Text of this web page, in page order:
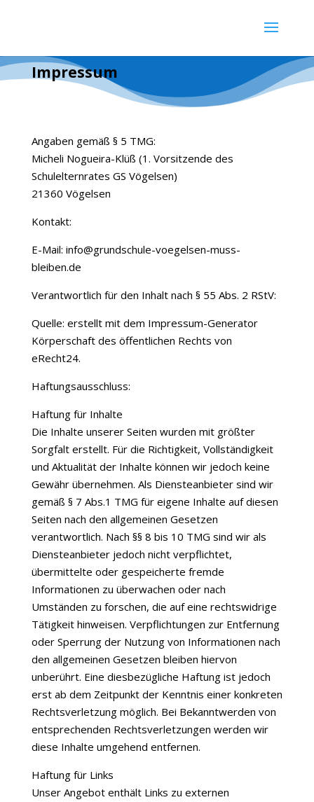
Impressum
Angaben gemäß § 5 TMG:
Micheli Nogueira-Klüß (1. Vorsitzende des
Schulelternrates GS Vögelsen)
21360 Vögelsen
Kontakt:
E-Mail: info@grundschule-voegelsen-muss-
bleiben.de
Verantwortlich für den Inhalt nach § 55 Abs. 2 RStV:
Quelle: erstellt mit dem Impressum-Generator
Körperschaft des öffentlichen Rechts von
eRecht24.
Haftungsausschluss:
Haftung für Inhalte
Die Inhalte unserer Seiten wurden mit größter
Sorgfalt erstellt. Für die Richtigkeit, Vollständigkeit
und Aktualität der Inhalte können wir jedoch keine
Gewähr übernehmen. Als Diensteanbieter sind wir
gemäß § 7 Abs.1 TMG für eigene Inhalte auf diesen
Seiten nach den allgemeinen Gesetzen
verantwortlich. Nach §§ 8 bis 10 TMG sind wir als
Diensteanbieter jedoch nicht verpflichtet,
übermittelte oder gespeicherte fremde
Informationen zu überwachen oder nach
Umständen zu forschen, die auf eine rechtswidrige
Tätigkeit hinweisen. Verpflichtungen zur Entfernung
oder Sperrung der Nutzung von Informationen nach
den allgemeinen Gesetzen bleiben hiervon
unberührt. Eine diesbezügliche Haftung ist jedoch
erst ab dem Zeitpunkt der Kenntnis einer konkreten
Rechtsverletzung möglich. Bei Bekanntwerden von
entsprechenden Rechtsverletzungen werden wir
diese Inhalte umgehend entfernen.
Haftung für Links
Unser Angebot enthält Links zu externen